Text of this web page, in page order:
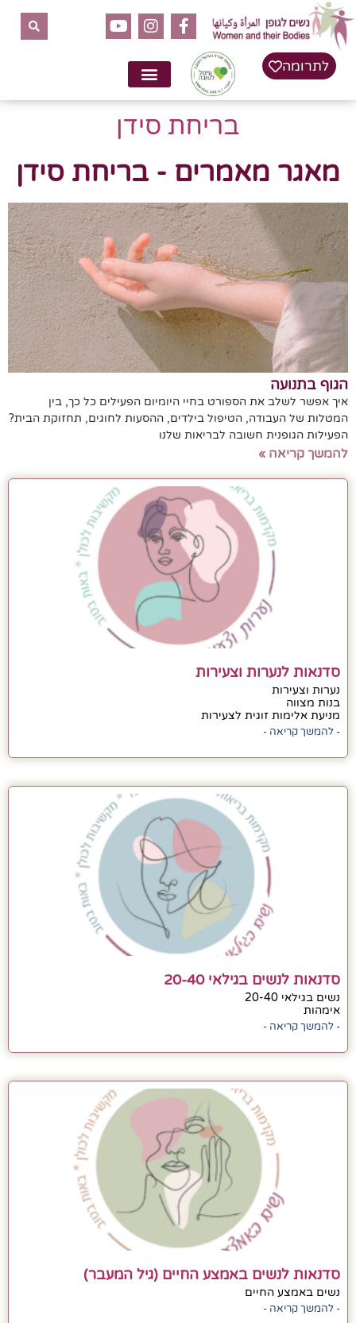
לתרומה
בריחת סידן
מאגר מאמרים - בריחת סידן
הגוף בתנועה
איך אפשר לשלב את הספורט בחיי היומיום הפעילים כל כך, בין
המטלות של העבודה, הטיפול בילדים, ההסעות לחוגים, תחזוקת הבית?
הפעילות הגופנית חשובה לבריאות שלנו
להמשך קריאה »
סדנאות לנערות וצעירות
נערות וצעירות
בנות מצווה
מניעת אלימות זוגית לצעירות
- להמשך קריאה -
סדנאות לנשים בגילאי 20-40
נשים בגילאי 20-40
אימהות
- להמשך קריאה -
סדנאות לנשים באמצע החיים (גיל המעבר)
נשים באמצע החיים
- להמשך קריאה -